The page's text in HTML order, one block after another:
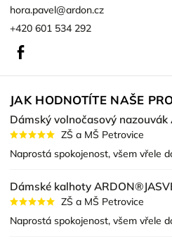
hora.pavel@ardon.cz
+420 601 534 292
JAK HODNOTÍTE NAŠE
Dámský volnočasový
ZŠ a MŠ Petrovice
Naprostá spokojenost, všem vřele
Dámské kalhoty
ZŠ a MŠ Petrovice
Naprostá spokojenost, všem vřele